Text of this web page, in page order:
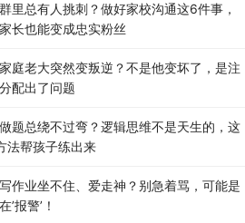
里总有人挑刺？做好家校沟通这6件事，
长也能变成忠实粉丝
庭老大突然变叛逆？不是他变坏了，是注
配出了问题
题总绕不过弯？逻辑思维不是天生的，这
法帮孩子练出来
作业坐不住、爱走神？别急着骂，可能是
’报警’！